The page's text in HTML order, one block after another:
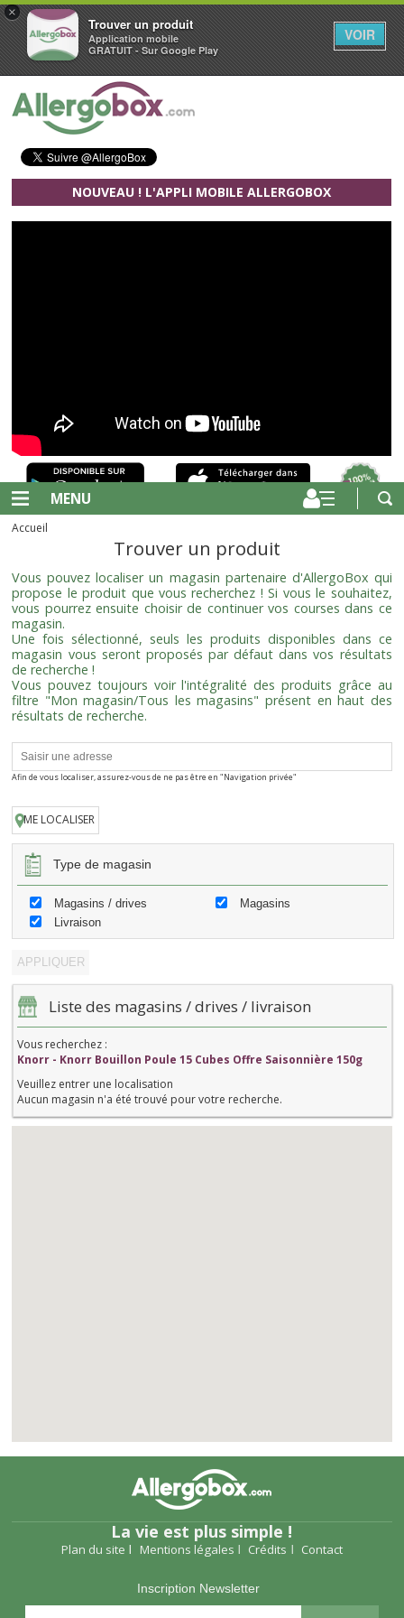
×
Trouver un produit
Application mobile
GRATUIT - Sur Google Play
VOIR
Aller au contenu principal
NOUVEAU ! L'APPLI MOBILE ALLERGOBOX
MENU
Accueil
Trouver un produit
Vous pouvez localiser un magasin partenaire d'AllergoBox qui
propose le produit que vous recherchez ! Si vous le souhaitez,
vous pourrez ensuite choisir de continuer vos courses dans ce
magasin.
Une fois sélectionné, seuls les produits disponibles dans ce
magasin vous seront proposés par défaut dans vos résultats
de recherche !
Vous pouvez toujours voir l'intégralité des produits grâce au
filtre "Mon magasin/Tous les magasins" présent en haut des
résultats de recherche.
Afin de vous localiser, assurez-vous de ne pas être en "Navigation privée"
ME LOCALISER
Type de magasin
Magasins / drives
Magasins
Livraison
Liste des magasins / drives / livraison
Vous recherchez :
Knorr - Knorr Bouillon Poule 15 Cubes Offre Saisonnière 150g
Veuillez entrer une localisation
Aucun magasin n'a été trouvé pour votre recherche.
La vie est plus simple !
Plan du site Mentions légales Crédits Contact
Inscription Newsletter